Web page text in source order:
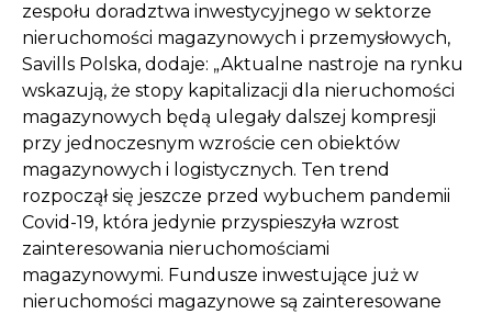
zespołu doradztwa inwestycyjnego w sektorze
nieruchomości magazynowych i przemysłowych,
Savills Polska, dodaje: „Aktualne nastroje na rynku
wskazują, że stopy kapitalizacji dla nieruchomości
magazynowych będą ulegały dalszej kompresji
przy jednoczesnym wzroście cen obiektów
magazynowych i logistycznych. Ten trend
rozpoczął się jeszcze przed wybuchem pandemii
Covid-19, która jedynie przyspieszyła wzrost
zainteresowania nieruchomościami
magazynowymi. Fundusze inwestujące już w
nieruchomości magazynowe są zainteresowane